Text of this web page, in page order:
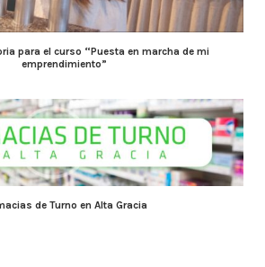
para el curso “Puesta en marcha de mi
emprendimiento”
de Turno en Alta Gracia